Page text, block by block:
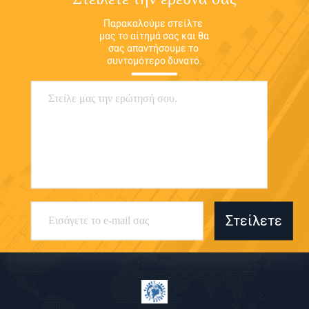
Παρακαλούμε στείλτε
μας το αίτημά σας και θα
σας απαντήσουμε το
συντομότερο δυνατό.
Στείλετε